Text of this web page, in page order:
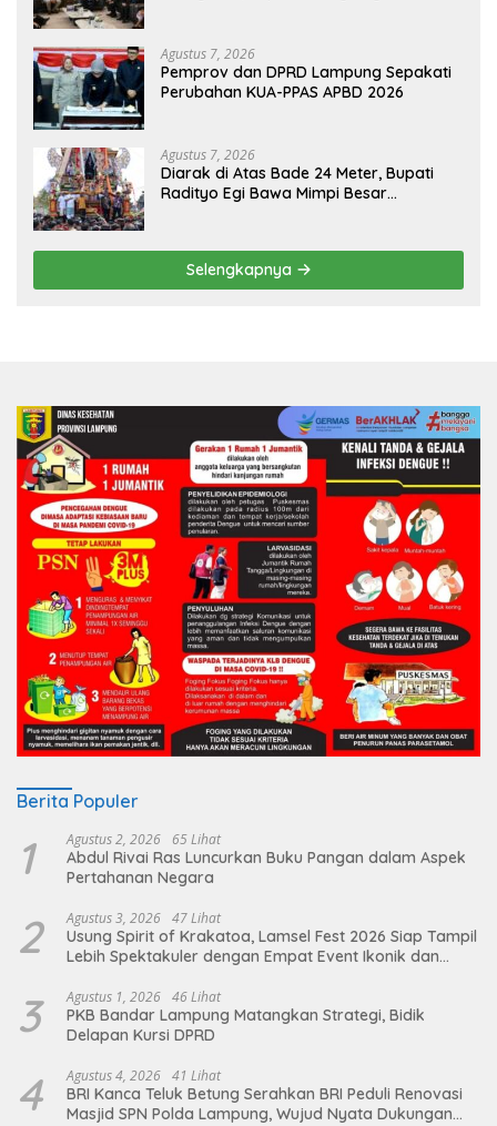
Agustus 7, 2026
Pemprov dan DPRD Lampung Sepakati
Perubahan KUA-PPAS APBD 2026
Agustus 7, 2026
Diarak di Atas Bade 24 Meter, Bupati
Radityo Egi Bawa Mimpi Besar
Selengkapnya
Berita Populer
1 Agustus 2, 2026 65 Lihat
Abdul Rivai Ras Luncurkan Buku Pangan dalam Aspek
Pertahanan Negara
2 Agustus 3, 2026 47 Lihat
Usung Spirit of Krakatoa, Lamsel Fest 2026 Siap Tampil
Lebih Spektakuler dengan Empat Event Ikonik dan
3 Agustus 1, 2026 46 Lihat
PKB Bandar Lampung Matangkan Strategi, Bidik
Delapan Kursi DPRD
4 Agustus 4, 2026 41 Lihat
BRI Kanca Teluk Betung Serahkan BRI Peduli Renovasi
Masjid SPN Polda Lampung, Wujud Nyata Dukungan